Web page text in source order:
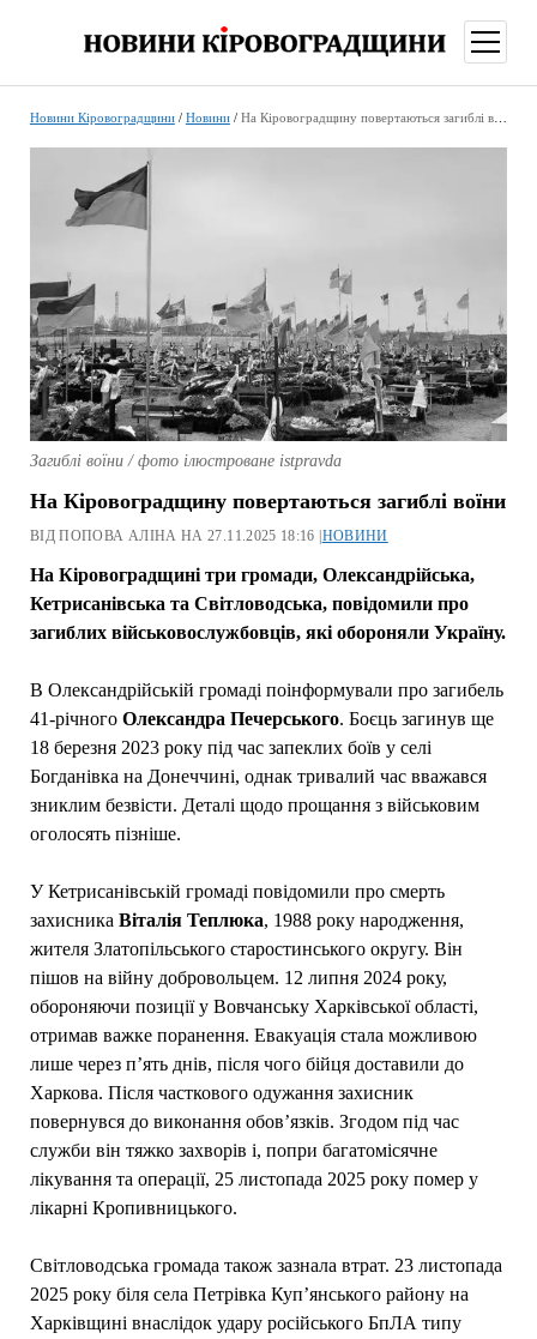
меню
Новини Кіровоградщини/ Новини/ На Кіровоградщину повертаються загиблі воїни
Загиблі воїни / фото ілюстроване istpravda
На Кіровоградщину повертаються загиблі воїни
ВІД ПОПОВА АЛІНА НА 27.11.2025 18:16 |НОВИНИ
На Кіровоградщині три громади, Олександрійська,
Кетрисанівська та Світловодська, повідомили про
загиблих військовослужбовців, які обороняли Україну.
В Олександрійській громаді поінформували про загибель
41-річного Олександра Печерського. Боєць загинув ще
18 березня 2023 року під час запеклих боїв у селі
Богданівка на Донеччині, однак тривалий час вважався
зниклим безвісти. Деталі щодо прощання з військовим
оголосять пізніше.
У Кетрисанівській громаді повідомили про смерть
захисника Віталія Теплюка, 1988 року народження,
жителя Златопільського старостинського округу. Він
пішов на війну добровольцем. 12 липня 2024 року,
обороняючи позиції у Вовчанську Харківської області,
отримав важке поранення. Евакуація стала можливою
лише через п’ять днів, після чого бійця доставили до
Харкова. Після часткового одужання захисник
повернувся до виконання обов’язків. Згодом під час
служби він тяжко захворів і, попри багатомісячне
лікування та операції, 25 листопада 2025 року помер у
лікарні Кропивницького.
Світловодська громада також зазнала втрат. 23 листопада
2025 року біля села Петрівка Куп’янського району на
Харківщині внаслідок удару російського БпЛА типу